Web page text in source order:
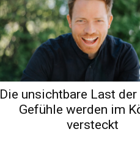
Die unsichtbare Last der
Gefühle werden im
versteckt